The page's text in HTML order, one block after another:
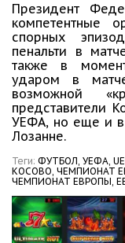
Президент
компетентные
спорных
пенальти в
также в
ударом в
возможной
представители
УЕФА, но еще и в
Лозанне.
Теги: ФУТБОЛ, УЕФА,
КОСОВО, ЧЕМПИОНАТ
ЧЕМПИОНАТ ЕВРОПЫ,